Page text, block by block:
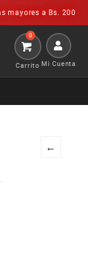
mayores a Bs. 200
Mi Cuenta
←